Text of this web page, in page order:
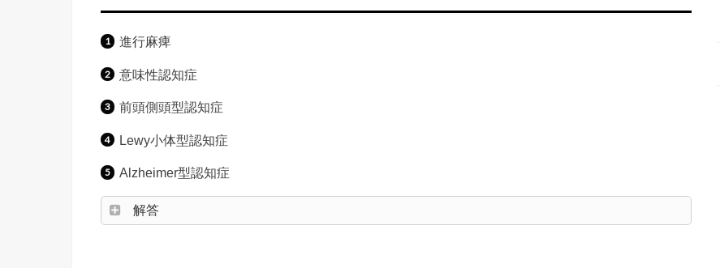
進行麻痺
意味性認知症
前頭側頭型認知症
Lewy小体型認知症
Alzheimer型認知症
解答